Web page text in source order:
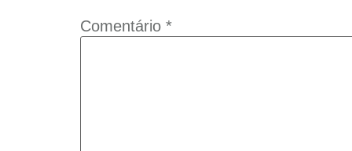
Comentário *